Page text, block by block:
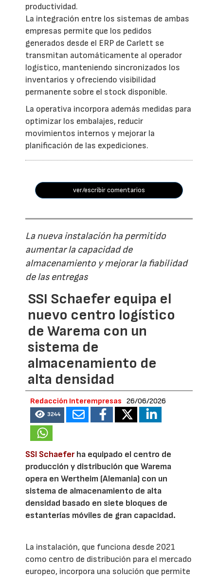
productividad.
La integración entre los sistemas de ambas
empresas permite que los pedidos
generados desde el ERP de Carlett se
transmitan automáticamente al operador
logístico, manteniendo sincronizados los
inventarios y ofreciendo visibilidad
permanente sobre el stock disponible.
La operativa incorpora además medidas para
optimizar los embalajes, reducir
movimientos internos y mejorar la
planificación de las expediciones.
ver/escribir comentarios
La nueva instalación ha permitido
aumentar la capacidad de
almacenamiento y mejorar la fiabilidad
de las entregas
SSI Schaefer equipa el
nuevo centro logístico
de Warema con un
sistema de
almacenamiento de
alta densidad
Redacción Interempresas 26/06/2026
3244
SSI Schaeferha equipado el centro de
producción y distribución que Warema
opera en Wertheim (Alemania) con un
sistema de almacenamiento de alta
densidad basado en siete bloques de
estanterías móviles de gran capacidad.
La instalación, que funciona desde 2021
como centro de distribución para el mercado
europeo, incorpora una solución que permite